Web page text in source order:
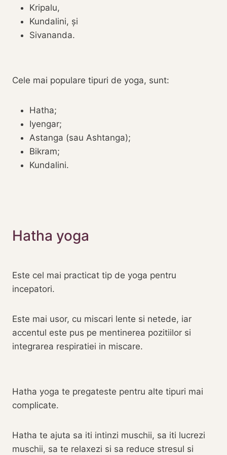
Kripalu,
‎Kundalini, și‎
Sivananda.
‎Cele mai populare tipuri de yoga, sunt‎:
Hatha;
Iyengar;
‎Astanga (sau Ashtanga);
‎Bikram;‎
Kundalini.
‎Hatha yoga‎‎
Este cel mai practicat tip de yoga pentru
incepatori.
Este mai usor, cu miscari lente si netede, iar
accentul este pus pe mentinerea pozitiilor si
integrarea respiratiei in miscare.
Hatha yoga te pregateste pentru alte tipuri mai
complicate.
Hatha te ajuta sa iti intinzi muschii, sa iti lucrezi
muschii, sa te relaxezi si sa reduce stresul si